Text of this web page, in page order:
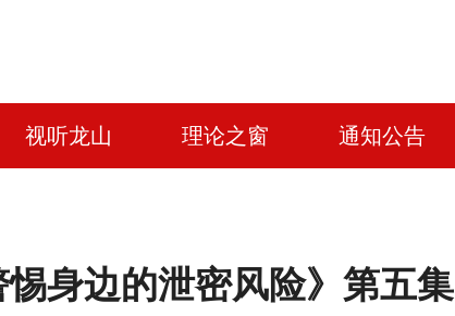
视听龙山 理论之窗 通知公告
惕身边的泄密风险》第五集